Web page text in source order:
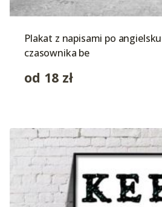
Plakat z napisami po
czasownika be
od 18 zł